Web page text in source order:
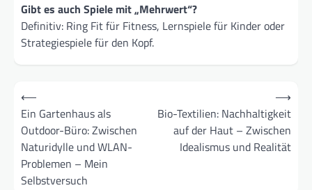
Gibt es auch Spiele mit „Mehrwert“?
Definitiv: Ring Fit für Fitness, Lernspiele für Kinder oder
Strategiespiele für den Kopf.
Beitragsnavigation
⟵
Ein Gartenhaus als
Outdoor-Büro: Zwischen
Naturidylle und WLAN-
Problemen – Mein
Selbstversuch
Bio-Textilien: Nachhaltigkeit
auf der Haut – Zwischen
Idealismus und Realität
⟶